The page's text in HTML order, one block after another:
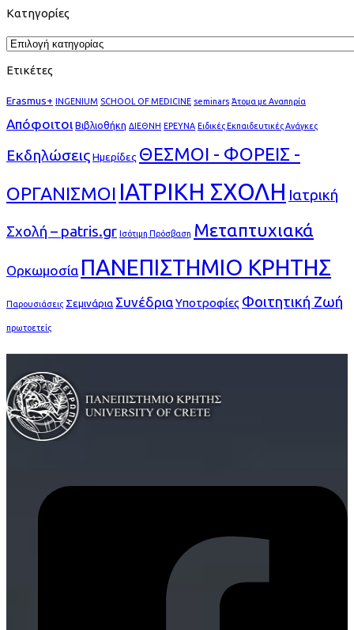
for:
Κατηγορίες
Κατηγορίες
Ετικέτες
Erasmus+ INGENIUM SCHOOL OF MEDICINE seminars Άτομα με Αναπηρία
Απόφοιτοι Βιβλιοθήκη ΔΙΕΘΝΗ ΕΡΕΥΝΑ Ειδικές Εκπαιδευτικές Ανάγκες
ΕκδηλώσειςΗμερίδες ΘΕΣΜΟΙ - ΦΟΡΕΙΣ -
ΟΡΓΑΝΙΣΜΟΙ ΙΑΤΡΙΚΗ ΣΧΟΛΗ Ιατρική
Σχολή – patris.gr Ισότιμη Πρόσβαση Μεταπτυχιακά
Ορκωμοσία ΠΑΝΕΠΙΣΤΗΜΙΟ ΚΡΗΤΗΣ
Παρουσιάσεις Σεμινάρια ΣυνέδριαΥποτροφίες Φοιτητική Ζωή
πρωτοετείς